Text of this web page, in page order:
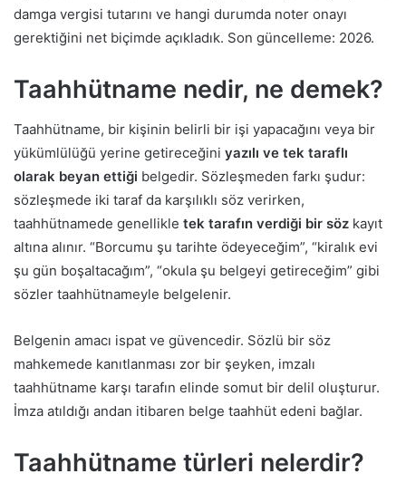
damga vergisi tutarını ve hangi durumda noter onayı
gerektiğini net biçimde açıkladık. Son güncelleme: 2026.
Taahhütname nedir, ne demek?
Taahhütname, bir kişinin belirli bir işi yapacağını veya bir
yükümlülüğü yerine getireceğini yazılı ve tek taraflı
olarak beyan ettiği belgedir. Sözleşmeden farkı şudur:
sözleşmede iki taraf da karşılıklı söz verirken,
taahhütnamede genellikle tek tarafın verdiği bir söz kayıt
altına alınır. “Borcumu şu tarihte ödeyeceğim”, “kiralık evi
şu gün boşaltacağım”, “okula şu belgeyi getireceğim” gibi
sözler taahhütnameyle belgelenir.
Belgenin amacı ispat ve güvencedir. Sözlü bir söz
mahkemede kanıtlanması zor bir şeyken, imzalı
taahhütname karşı tarafın elinde somut bir delil oluşturur.
İmza atıldığı andan itibaren belge taahhüt edeni bağlar.
Taahhütname türleri nelerdir?